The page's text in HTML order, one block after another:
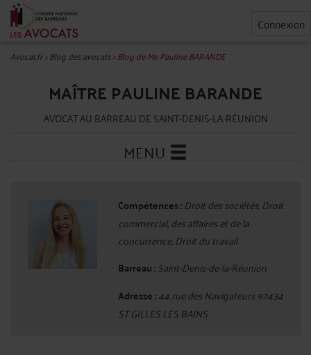
Connexion
Avocat.fr>Blog des avocats>Blog de Me Pauline BARANDE
MAÎTRE PAULINE BARANDE
AVOCAT AU BARREAU DE SAINT-DENIS-LA-RÉUNION
MENU
Compétences : Droit des sociétés, Droit
commercial, des affaires et de la
concurrence, Droit du travail
Barreau :Saint-Denis-de-la-Réunion
Adresse :44 rue des Navigateurs 97434
ST GILLES LES BAINS